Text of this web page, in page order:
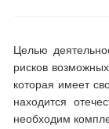
Целью
рисков
которая имеет
находится
необходим